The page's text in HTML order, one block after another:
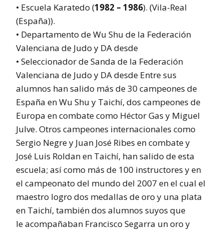
• Escuela Karatedo (1982 – 1986). (Vila-Real
(España)).
• Departamento de Wu Shu de la Federación
Valenciana de Judo y DA desde
• Seleccionador de Sanda de la Federación
Valenciana de Judo y DA desde Entre sus
alumnos han salido más de 30 campeones de
España en Wu Shu y Taichí, dos campeones de
Europa en combate como Héctor Gas y Miguel
Julve. Otros campeones internacionales como
Sergio Negre y Juan José Ribes en combate y
José Luis Roldan en Taichí, han salido de esta
escuela; así como más de 100 instructores y en
el campeonato del mundo del 2007 en el cual el
maestro logro dos medallas de oro y una plata
en Taichí, también dos alumnos suyos que
le acompañaban Francisco Segarra un oro y